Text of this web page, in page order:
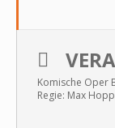
Komische Oper
Regie: Max Hopp